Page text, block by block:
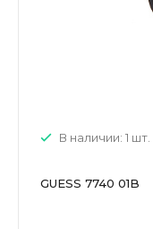
В наличии: 1 шт.
GUESS 7740 01B